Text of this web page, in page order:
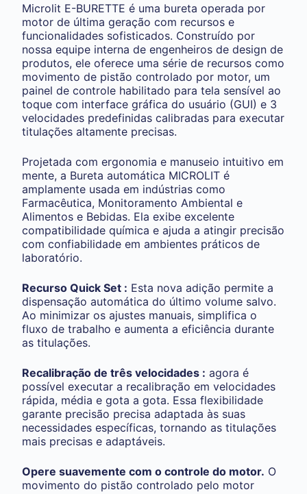
Microlit E-BURETTE é uma bureta operada por
motor de última geração com recursos e
funcionalidades sofisticados. Construído por
nossa equipe interna de engenheiros de design de
produtos, ele oferece uma série de recursos como
movimento de pistão controlado por motor, um
painel de controle habilitado para tela sensível ao
toque com interface gráfica do usuário (GUI) e 3
velocidades predefinidas calibradas para executar
titulações altamente precisas.
Projetada com ergonomia e manuseio intuitivo em
mente, a Bureta automática MICROLIT é
amplamente usada em indústrias como
Farmacêutica, Monitoramento Ambiental e
Alimentos e Bebidas. Ela exibe excelente
compatibilidade química e ajuda a atingir precisão
com confiabilidade em ambientes práticos de
laboratório.
Recurso Quick Set : Esta nova adição permite a
dispensação automática do último volume salvo.
Ao minimizar os ajustes manuais, simplifica o
fluxo de trabalho e aumenta a eficiência durante
as titulações.
Recalibração de três velocidades : agora é
possível executar a recalibração em velocidades
rápida, média e gota a gota. Essa flexibilidade
garante precisão precisa adaptada às suas
necessidades específicas, tornando as titulações
mais precisas e adaptáveis.
Opere suavemente com o controle do motor. O
movimento do pistão controlado pelo motor